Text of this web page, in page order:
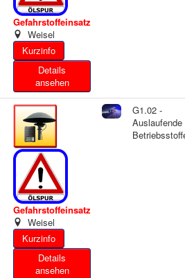
Gefahrstoffeinsatz
Weisel
Details
ansehen
Gefahrstoffeinsatz
Weisel
Details
ansehen
G1.02 -
Auslaufende